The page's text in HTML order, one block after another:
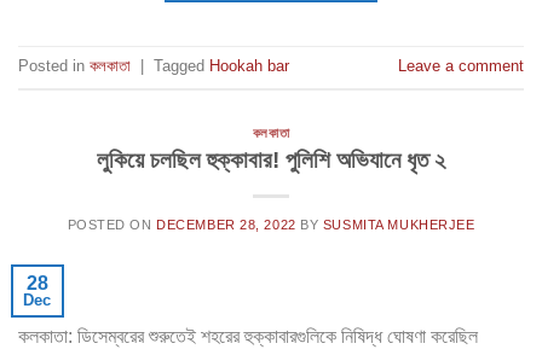
Posted in কলকাতা Tagged Hookah bar Leave a comment
কলকাতা
লুকিয়ে চলছিল হুক্কাবার! পুলিশি অভিযানে ধৃত ২
POSTED ON DECEMBER 28, 2022 BY SUSMITA MUKHERJEE
28
Dec
কলকাতা: ডিসেম্বরের শুরুতেই শহরের হুক্কাবারগুলিকে নিষিদ্ধ ঘোষণা করেছিল